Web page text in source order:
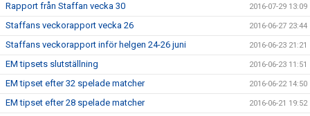
Rapport från Staffan vecka 30 2016-07-29 13:09
Staffans veckorapport vecka 26 2016-06-27 23:44
Staffans veckorapport inför helgen 24-26 juni 2016-06-23 21:21
EM tipsets slutställning 2016-06-23 11:51
EM tipset efter 32 spelade matcher 2016-06-22 14:50
EM tipset efter 28 spelade matcher 2016-06-21 19:52